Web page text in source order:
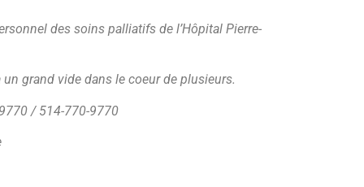
des soins palliatifs de l’Hôpital Pierre-
grand vide dans le coeur de plusieurs.
/ 514-770-9770